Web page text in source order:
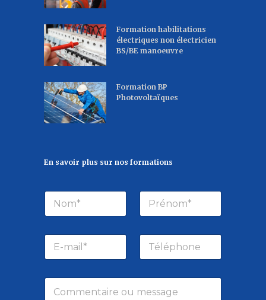
Formation habilitations
électriques non électricien
BS/BE manoeuvre
Formation BP
Photovoltaïques
En savoir plus sur nos formations
N
m
P
é
*
E
m
T
l
h
C